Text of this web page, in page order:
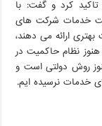
کرد و گفت: با
خدمات شرکت های
ارائه می دهند،
هنوز نظام حاکمیت در
روش دولتی است و
خدمات نرسیده ایم.